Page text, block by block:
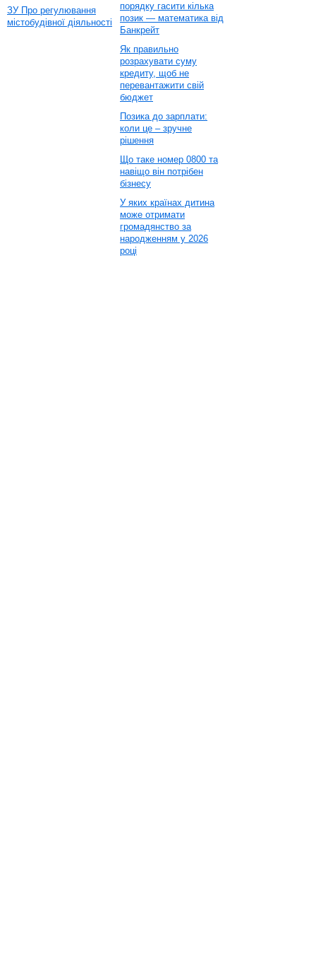
ЗУ Про регулювання
містобудівної діяльності
порядку гасити кілька
позик — математика від
Банкрейт
Як правильно
розрахувати суму
кредиту, щоб не
перевантажити свій
бюджет
Позика до зарплати:
коли це – зручне
рішення
Що таке номер 0800 та
навіщо він потрібен
бізнесу
У яких країнах дитина
може отримати
громадянство за
народженням у 2026
році